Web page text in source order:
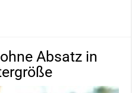
Absatz in